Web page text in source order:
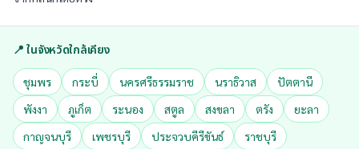
📍 ในจังหวัดใกล้เคียง
ชุมพร กระบี่ นครศรีธรรมราช นราธิวาส
ปัตตานี
พังงา
ภูเก็ต ระนอง สตูล สงขลา ตรัง
ยะลา
กาญจนบุรี
เพชรบุรี ประจวบคีรีขันธ์
ราชบุรี